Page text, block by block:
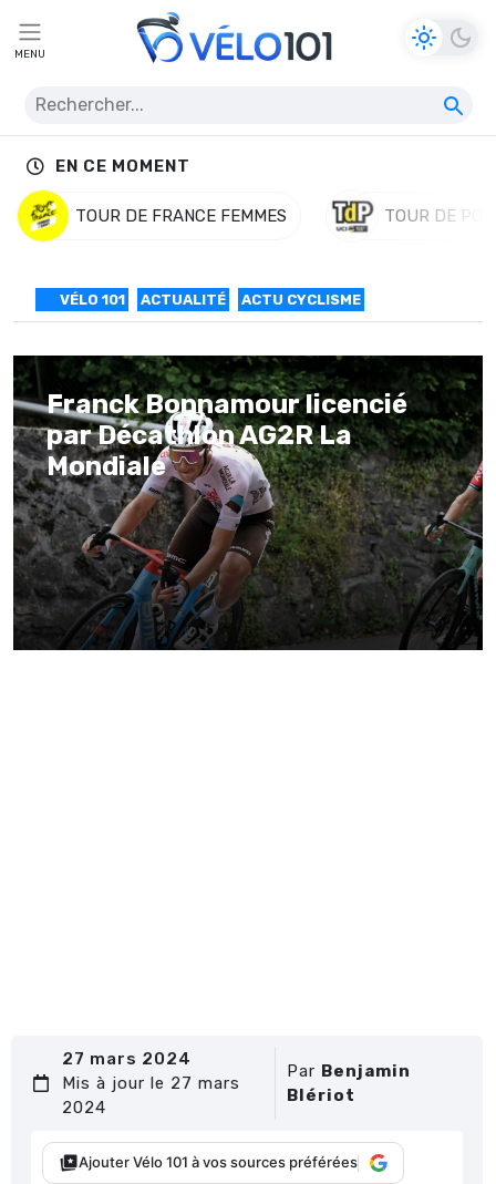
MENU
EN CE MOMENT
TOUR DE FRANCE FEMMES TOUR DE
VÉLO 101 ACTUALITÉ ACTU CYCLISME
Franck Bonnamour licencié
par Décathlon AG2R La
Mondiale
27 mars 2024
Mis à jour le 27 mars
2024
Par Benjamin
Blériot
Ajouter Vélo 101 à vos sources préférées